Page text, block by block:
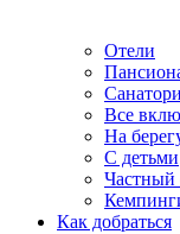
Отели
Все
На
С детьми
Частный
Как добраться